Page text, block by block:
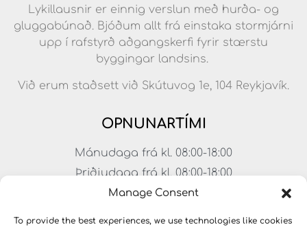
Manage Consent
To provide the best experiences, we use technologies like cookies
Lykillausnir er einnig verslun með hurða- og
gluggabúnað. Bjóðum allt frá einstaka stormjárni
upp í rafstyrð aðgangskerfi fyrir stærstu
byggingar landsins.
Við erum staðsett við Skútuvog 1e, 104 Reykjavík.
OPNUNARTÍMI
Mánudaga frá kl. 08:00-18:00
Þriðjudaga frá kl. 08:00-18:00
Miðvikudaga frá kl. 08:00-18:00